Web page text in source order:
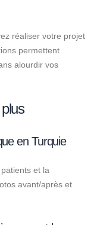
réaliser votre projet
permettent
alourdir vos
en Turquie
et la
avant/après et